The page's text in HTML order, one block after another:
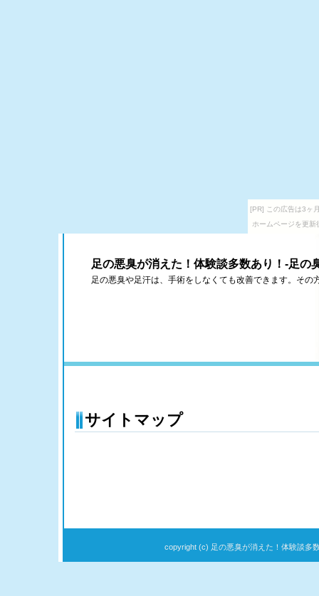
[PR] この広告は3ヶ
ホームページを更
足の悪臭が消えた！体験談多数あり！-足の
足の悪臭や足汗は、手術をしなくても改善できます。その
サイトマップ
copyright (c) 足の悪臭が消えた！体験談多